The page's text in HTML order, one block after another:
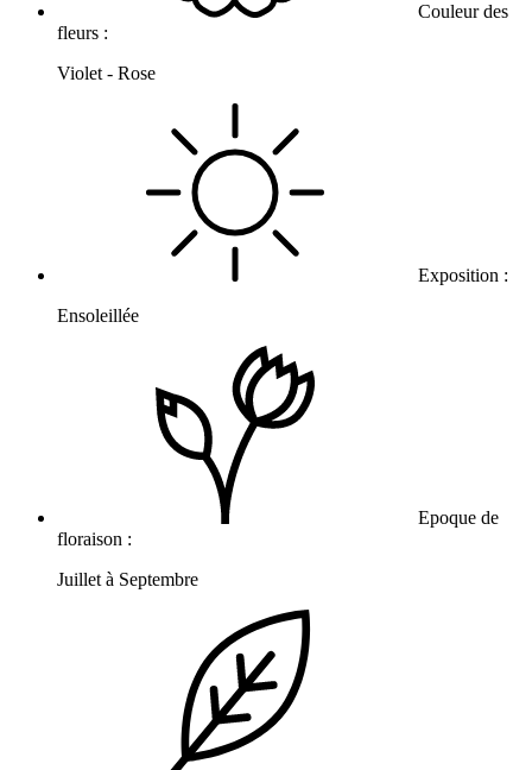
Couleur des
fleurs :
Violet - Rose
Exposition :
Ensoleillée
Epoque de
floraison :
Juillet à Septembre